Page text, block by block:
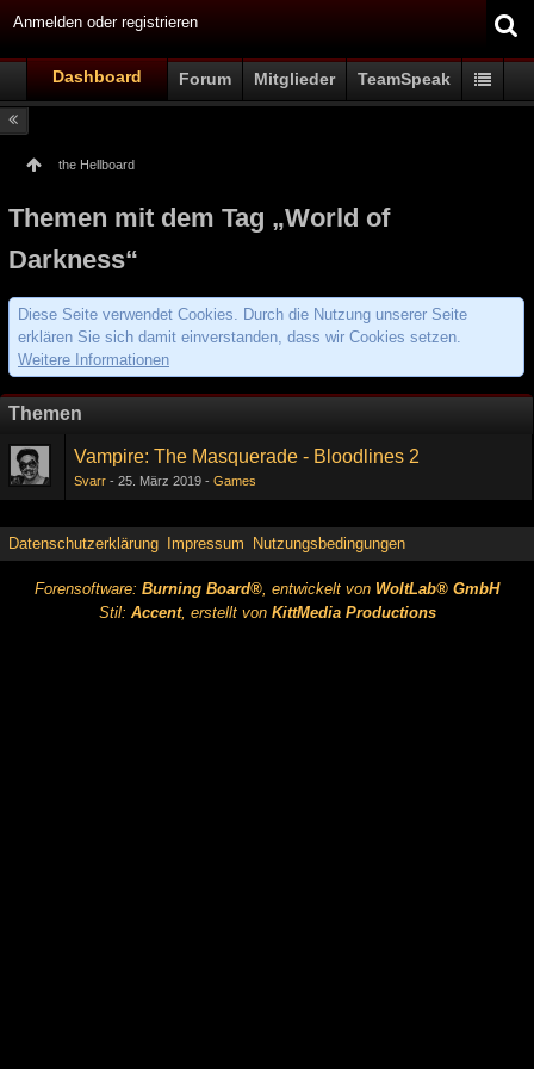
Anmelden oder registrieren
Dashboard Forum Mitglieder TeamSpeak
the Hellboard
Themen mit dem Tag „World of
Darkness“
Diese Seite verwendet Cookies. Durch die Nutzung unserer Seite
erklären Sie sich damit einverstanden, dass wir Cookies setzen.
Weitere Informationen
Themen
Vampire: The Masquerade - Bloodlines 2
Svarr 25. März 2019 Games
Datenschutzerklärung Impressum Nutzungsbedingungen
Forensoftware: Burning Board®, entwickelt von WoltLab® GmbH
Stil: Accent, erstellt von KittMedia Productions